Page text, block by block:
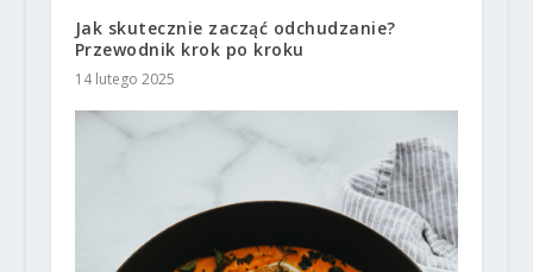
Jak skutecznie zacząć odchudzanie?
Przewodnik krok po kroku
14 lutego 2025